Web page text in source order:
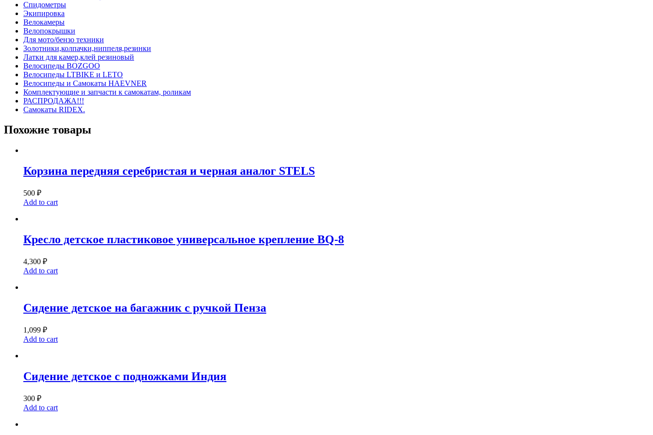
Спидометры
Экипировка
Велокамеры
Велопокрышки
Для мото/бензо техники
Золотники,колпачки,ниппеля,резинки
Латки для камер,клей резиновый
Велосипеды BOZGOO
Велосипеды LTBIKE и LETO
Велосипеды и Самокаты HAEVNER
Комплектующие и запчасти к самокатам, роликам
РАСПРОДАЖА!!!
Самокаты RIDEX.
Похожие товары
Корзина передняя серебристая и черная аналог STELS
500 ₽
Add to cart
Кресло детское пластиковое универсальное крепление BQ-8
4,300 ₽
Add to cart
Сидение детское на багажник с ручкой Пенза
1,099 ₽
Add to cart
Сидение детское с подножками Индия
300 ₽
Add to cart